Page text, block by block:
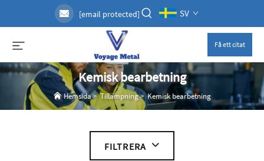
[email protected] SV
Få ett citat
Kemisk bearbetning
Hemsida>Tillämpning>Kemisk bearbetning
FILTRERA